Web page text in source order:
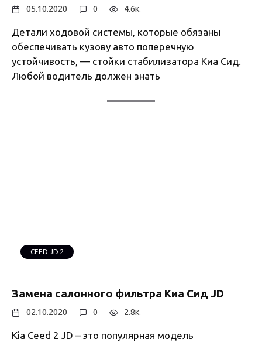
05.10.2020 0 4.6к.
Детали ходовой системы, которые обязаны
обеспечивать кузову авто поперечную
устойчивость, — стойки стабилизатора Киа Сид.
Любой водитель должен знать
CEED JD 2
Замена салонного фильтра Киа Сид JD
02.10.2020 0 2.8к.
Kia Ceed 2 JD – это популярная модель